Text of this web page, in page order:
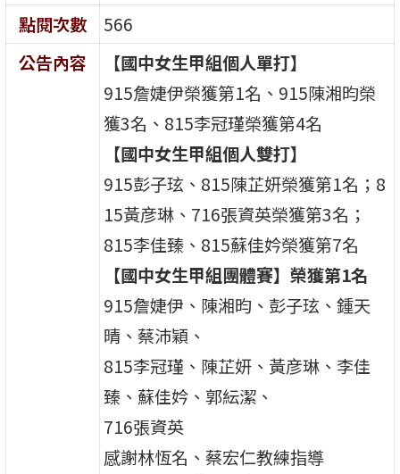
點閱次數
566
公告內容
【國中女生甲組個人單打】
915詹婕伊榮獲第1名、915陳湘昀榮
獲3名、815李冠瑾榮獲第4名
【國中女生甲組個人雙打】
915彭子玹、815陳芷妍榮獲第1名；8
15黃彦琳、716張資英榮獲第3名；
815李佳臻、815蘇佳妗榮獲第7名
【國中女生甲組團體賽】榮獲第1名
915詹婕伊、陳湘昀、彭子玹、鍾天
晴、蔡沛穎、
815李冠瑾、陳芷妍、黃彦琳、李佳
臻、蘇佳妗、郭紜潔、
716張資英
感謝林恆名、蔡宏仁教練指導